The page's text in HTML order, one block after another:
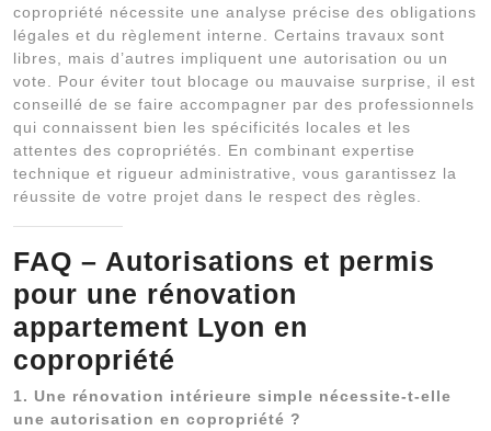
copropriété nécessite une analyse précise des obligations
légales et du règlement interne. Certains travaux sont
libres, mais d’autres impliquent une autorisation ou un
vote. Pour éviter tout blocage ou mauvaise surprise, il est
conseillé de se faire accompagner par des professionnels
qui connaissent bien les spécificités locales et les
attentes des copropriétés. En combinant expertise
technique et rigueur administrative, vous garantissez la
réussite de votre projet dans le respect des règles.
FAQ – Autorisations et permis
pour une rénovation
appartement Lyon en
copropriété
1. Une rénovation intérieure simple nécessite-t-elle
une autorisation en copropriété ?